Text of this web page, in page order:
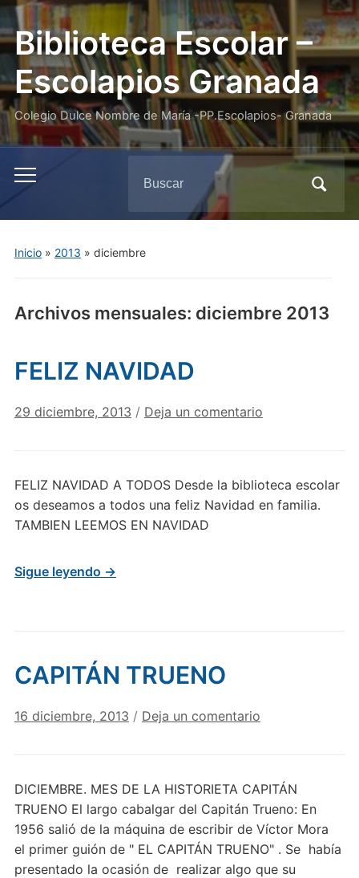
Biblioteca Escolar –
Escolapios Granada
Colegio Dulce Nombre de María -PP.Escolapios- Granada
Alternar
menú
móvil
Inicio» 2013 » diciembre
Archivos mensuales: diciembre 2013
FELIZ NAVIDAD
29 diciembre, 2013 / Deja un comentario
FELIZ NAVIDAD A TODOS Desde la biblioteca escolar
os deseamos a todos una feliz Navidad en familia.
TAMBIEN LEEMOS EN NAVIDAD
Sigue leyendo →
CAPITÁN TRUENO
16 diciembre, 2013 / Deja un comentario
DICIEMBRE. MES DE LA HISTORIETA CAPITÁN
TRUENO El largo cabalgar del Capitán Trueno: En
1956 salió de la máquina de escribir de Víctor Mora
el primer guión de " EL CAPITÁN TRUENO" . Se había
presentado la ocasión de realizar algo que su